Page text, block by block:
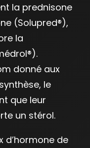
la prednisone
(Solupred®),
la
donné aux
le
que leur
un stérol.
d’hormone de